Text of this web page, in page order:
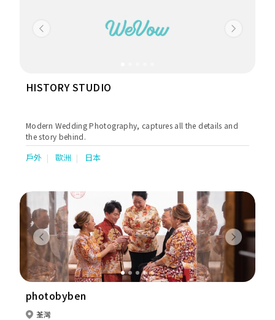
Previous Next
HISTORY STUDIO
Modern Wedding Photography, captures all the details and
the story behind.
戶外 歐洲 日本
Previous Next
photobyben
荃灣